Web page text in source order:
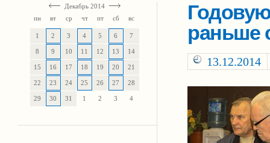
Декабрь 2014
пн
вт ср чт пт сб вс
1 2 3 4 5 6 7
8 9 10 11 12 13 14
15 16 17 18 19 20 21
22 23 24 25 26 27 28
29 30 31 1 2 3 4
раньше
13.12.2014